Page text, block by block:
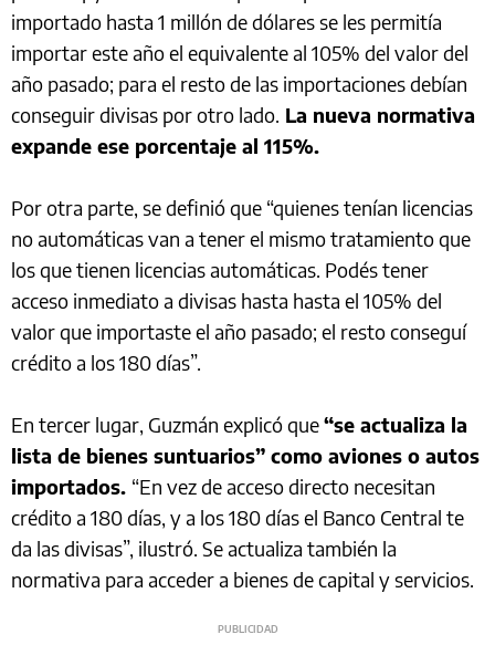
importado hasta 1 millón de dólares se les permitía
importar este año el equivalente al 105% del valor del
año pasado; para el resto de las importaciones debían
conseguir divisas por otro lado. La nueva normativa
expande ese porcentaje al 115%.
Por otra parte, se definió que “quienes tenían licencias
no automáticas van a tener el mismo tratamiento que
los que tienen licencias automáticas. Podés tener
acceso inmediato a divisas hasta hasta el 105% del
valor que importaste el año pasado; el resto conseguí
crédito a los 180 días”.
En tercer lugar, Guzmán explicó que“se actualiza la
lista de bienes suntuarios” como aviones o autos
importados. “En vez de acceso directo necesitan
crédito a 180 días, y a los 180 días el Banco Central te
da las divisas”, ilustró. Se actualiza también la
normativa para acceder a bienes de capital y servicios.